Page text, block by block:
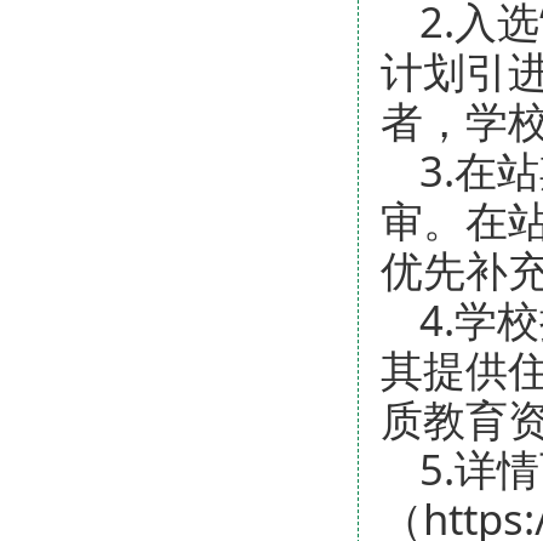
2.入
计划引
者，学
3.在
审。在
优先补
4.学
其提供
质教育
5.详
（